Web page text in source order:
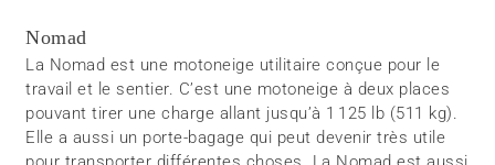
Nomad
La Nomad est une motoneige utilitaire conçue pour le
travail et le sentier. C’est une motoneige à deux places
pouvant tirer une charge allant jusqu’à 1 125 lb (511 kg).
Elle a aussi un porte-bagage qui peut devenir très utile